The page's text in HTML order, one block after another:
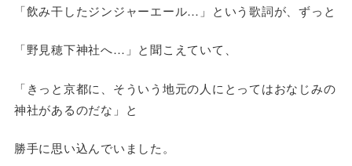
「飲み干したジンジャーエール…」という歌詞が、ずっと
「野見穂下神社へ…」と聞こえていて、
「きっと京都に、そういう地元の人にとってはおなじみの
神社があるのだな」と
勝手に思い込んでいました。